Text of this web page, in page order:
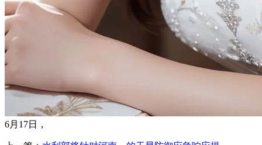
6月17日，